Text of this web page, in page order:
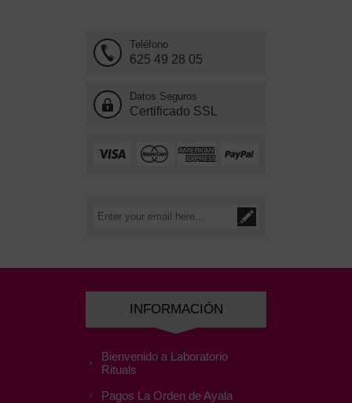
Teléfono
625 49 28 05
Datos Seguros
Certificado SSL
INFORMACIÓN
Bienvenido a Laboratorio
Rituals
Pagos La Orden de Ayala